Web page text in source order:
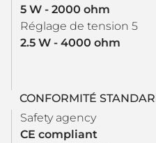
5 W - 2000 ohm
Réglage de tension 5
2.5 W - 4000 ohm
CONFORMITÉ
Safety agency
CE compliant